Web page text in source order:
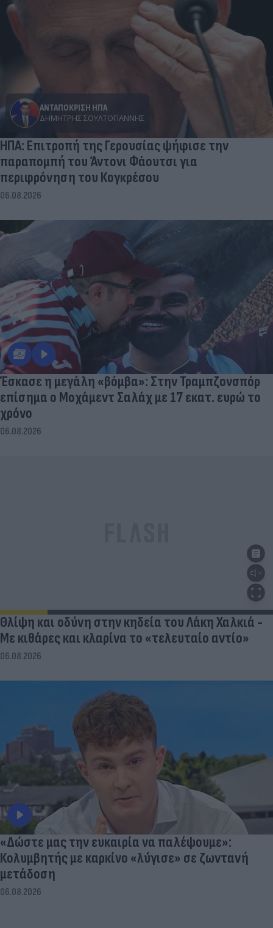
ΑΝΤΑΠΟΚΡΙΣΗ ΗΠΑ
ΔΗΜΉΤΡΗΣ ΣΟΥΛΤΟΓΙΆΝΝΗΣ
ΗΠΑ: Επιτροπή της Γερουσίας ψήφισε την
παραπομπή του Άντονι Φάουτσι για
περιφρόνηση του Κογκρέσου
06.08.2026
Έσκασε η μεγάλη «βόμβα»: Στην Τραμπζονσπόρ
επίσημα ο Μοχάμεντ Σαλάχ με 17 εκατ. ευρώ το
χρόνο
06.08.2026
Θλίψη και οδύνη στην κηδεία του Λάκη Χαλκιά -
Με κιθάρες και κλαρίνα το «τελευταίο αντίο»
06.08.2026
«Δώστε μας την ευκαιρία να παλέψουμε»:
Κολυμβητής με καρκίνο «λύγισε» σε ζωντανή
μετάδοση
06.08.2026